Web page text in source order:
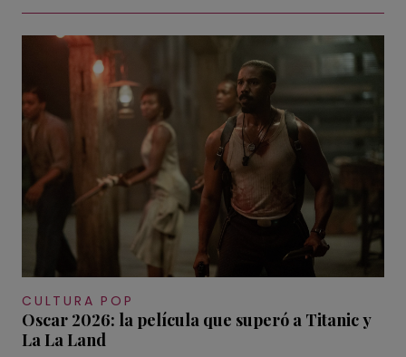
CULTURA POP
Oscar 2026: la película que superó a Titanic y
La La Land